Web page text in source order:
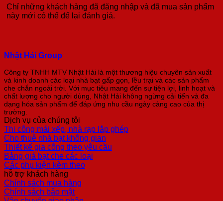
Chỉ những khách hàng đã đăng nhập và đã mua sản phẩm
này mới có thể để lại đánh giá.
Nhật Hải Group
Công ty TNHH MTV Nhật Hải là một thương hiệu chuyên sản xuất
và kinh doanh các loại nhà bạt gấp gọn, lều trại và các sản phẩm
che chắn ngoài trời. Với mục tiêu mang đến sự tiện lợi, linh hoạt và
chất lượng cho người dùng, Nhật Hải không ngừng cải tiến và đa
dạng hóa sản phẩm để đáp ứng nhu cầu ngày càng cao của thị
trường.
Dịch vụ của chúng tôi
Thi công mái xếp, nhà rạp lắp ghép
Cho thuê nhà bạt không gian
Thiết kế gia công theo yêu cầu
Bảng giá bạt che các loại
Các phụ kiện kèm theo
hỗ trợ khách hàng
Chính sách mua hàng
Chính sách bảo mật